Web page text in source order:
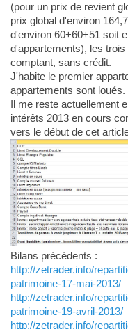
(pour un prix de revient
prix global d'environ
d'environ 60+60+51 soit
d'appartements), les
comptant, sans crédit.
J'habite le premier
appartements sont loués.
Il me reste actuellement
intérêts 2013 en cours
vers le début de cet
Bilans précédents :
http://zetrader.info/
patrimoine-17-mai-2013/
http://zetrader.info/
patrimoine-19-avril-2013/
http://zetrader.info/